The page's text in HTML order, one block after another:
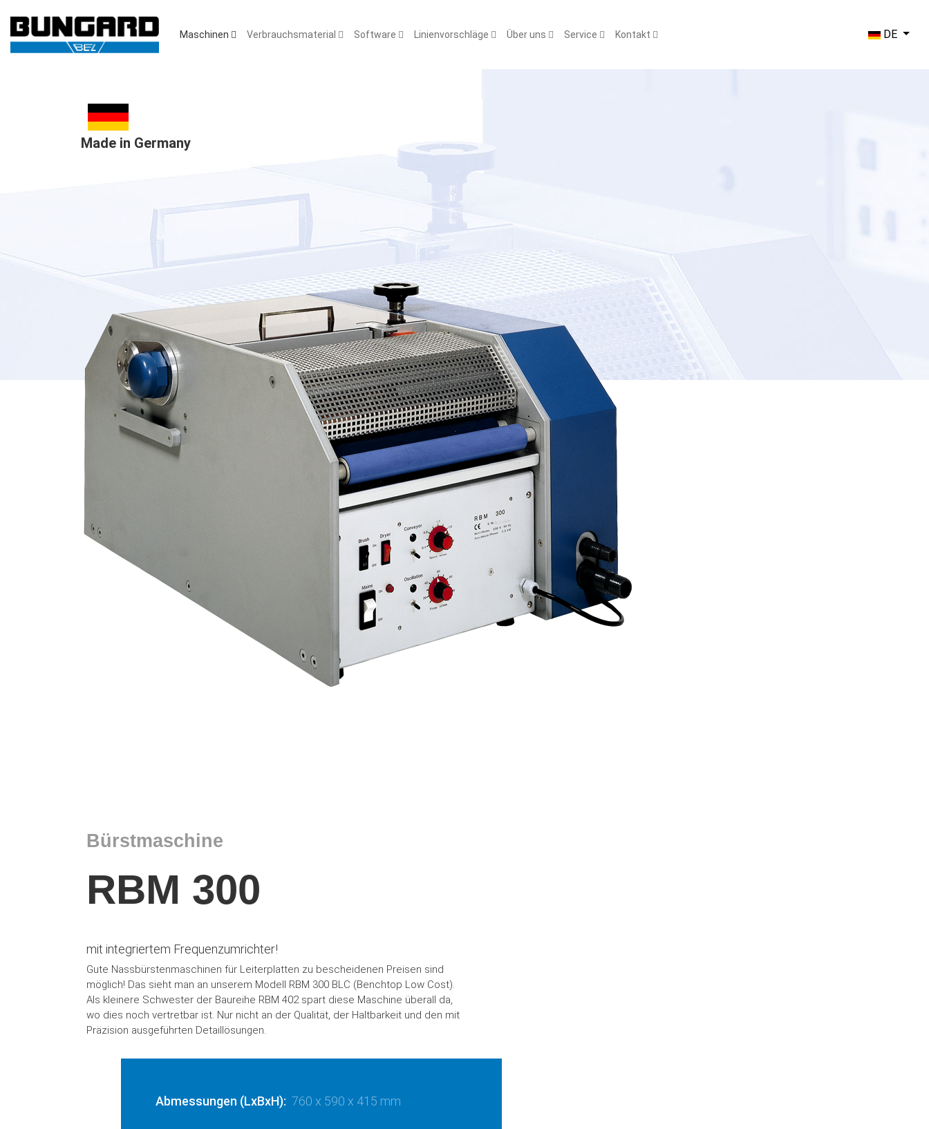
Maschinen Verbrauchsmaterial Software Linienvorschläge Über uns Service Kontakt Sprache
DE
Made in Germany
Bürstmaschine
RBM 300
mit integriertem Frequenzumrichter!
Gute Nassbürstenmaschinen für Leiterplatten zu bescheidenen Preisen sind
möglich! Das sieht man an unserem Modell RBM 300 BLC (Benchtop Low Cost).
Als kleinere Schwester der Baureihe RBM 402 spart diese Maschine überall da,
wo dies noch vertretbar ist. Nur nicht an der Qualität, der Haltbarkeit und den mit
Präzision ausgeführten Detaillösungen.
Abmessungen (LxBxH): 760 x 590 x 415 mm